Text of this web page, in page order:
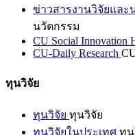
ข่าวสารงานวิจัยและ
นวัตกรรม
CU Social Innovation
CU-Daily Research
ทุนวิจัย
ทุนวิจัย ทุนวิจัย
ทุนวิจัยในประเทศ ทุน